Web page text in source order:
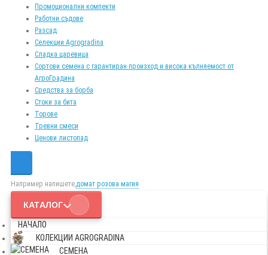
Промоционални компекти
Работни съдове
Разсад
Селекции Agrogradina
Сладка царевица
Сортови семена с гарантиран произход и висока кълняемост от
АгроГрадина
Средства за борба
Стоки за бита
Торове
Тревни смеси
Ценови листопад
Например напишете,домат розова магия
КАТАЛОГ
НАЧАЛО
КОЛЕКЦИИ AGROGRADINA
СЕМЕНА